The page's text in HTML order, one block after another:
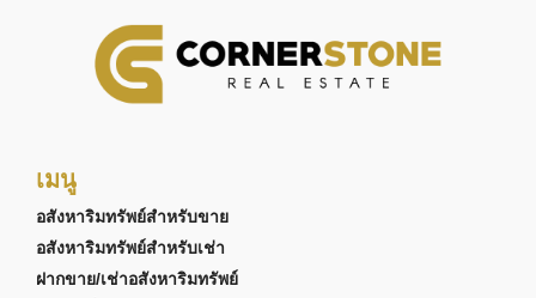
เมนู
อสังหาริมทรัพย์สำหรับขาย
อสังหาริมทรัพย์สำหรับเช่า
ฝากขาย/เช่าอสังหาริมทรัพย์